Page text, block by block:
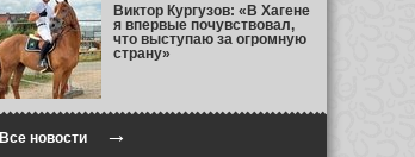
Виктор Кургузов: «В Хагене
я впервые почувствовал,
что выступаю за огромную
страну»
Все новости→